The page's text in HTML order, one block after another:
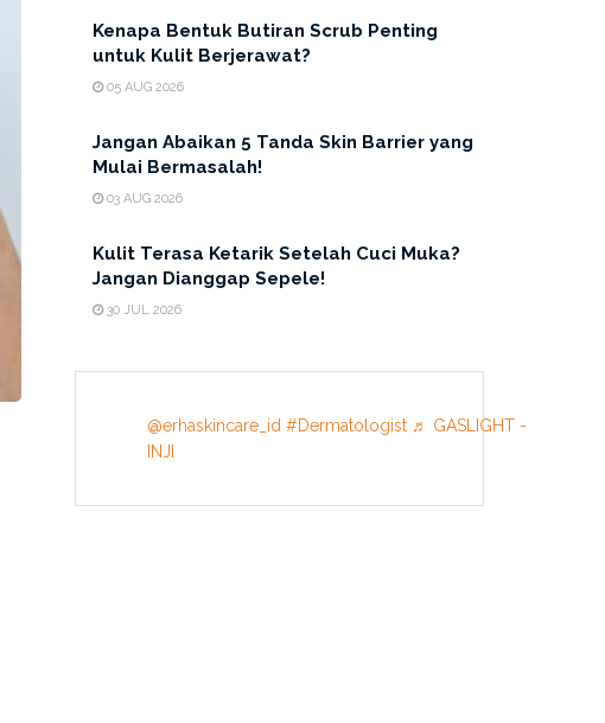
Kenapa Bentuk Butiran Scrub Penting
untuk Kulit Berjerawat?
05 AUG 2026
Jangan Abaikan 5 Tanda Skin Barrier yang
Mulai Bermasalah!
03 AUG 2026
Kulit Terasa Ketarik Setelah Cuci Muka?
Jangan Dianggap Sepele!
30 JUL 2026
@erhaskincare_id #Dermatologist ♬ GASLIGHT -
INJI